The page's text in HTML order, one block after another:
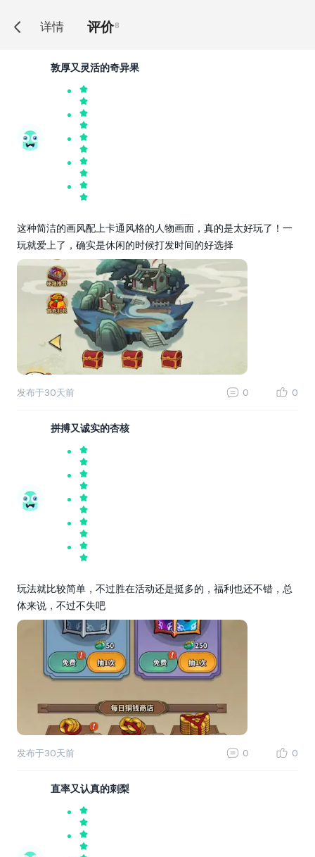
详情 评价8
敦厚又灵活的奇异果
这种简洁的画风配上卡通风格的人物画面，真的是太好玩了！一
玩就爱上了，确实是休闲的时候打发时间的好选择
发布于30天前 0 0
拼搏又诚实的杏核
玩法就比较简单，不过胜在活动还是挺多的，福利也还不错，总
体来说，不过不失吧
发布于30天前 0 0
直率又认真的刺梨